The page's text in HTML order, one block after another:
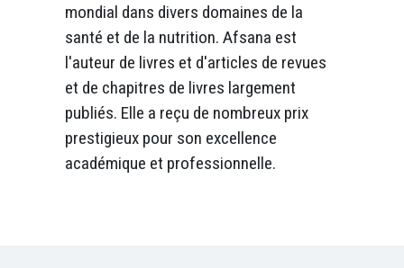
mondial dans divers domaines de la
santé et de la nutrition. Afsana est
l'auteur de livres et d'articles de revues
et de chapitres de livres largement
publiés. Elle a reçu de nombreux prix
prestigieux pour son excellence
académique et professionnelle.